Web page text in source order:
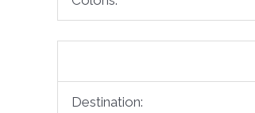
Destination: